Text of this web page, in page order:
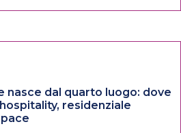
nasce dal quarto luogo: dove
residenziale